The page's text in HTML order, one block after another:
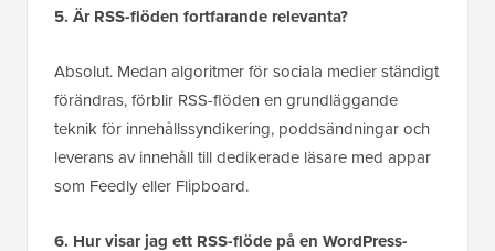
5. Är RSS-flöden fortfarande relevanta?
Absolut. Medan algoritmer för sociala medier ständigt
förändras, förblir RSS-flöden en grundläggande
teknik för innehållssyndikering, poddsändningar och
leverans av innehåll till dedikerade läsare med appar
som Feedly eller Flipboard.
6. Hur visar jag ett RSS-flöde på en WordPress-